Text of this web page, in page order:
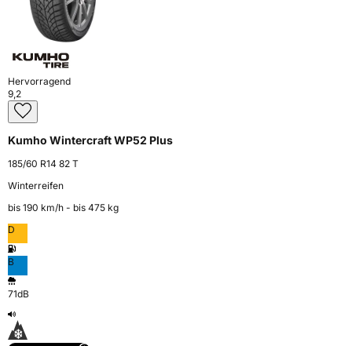
Hervorragend
9,2
Kumho Wintercraft WP52 Plus
185/60 R14 82 T
Winterreifen
bis 190 km⁠/⁠h - bis 475 kg
D
B
71dB